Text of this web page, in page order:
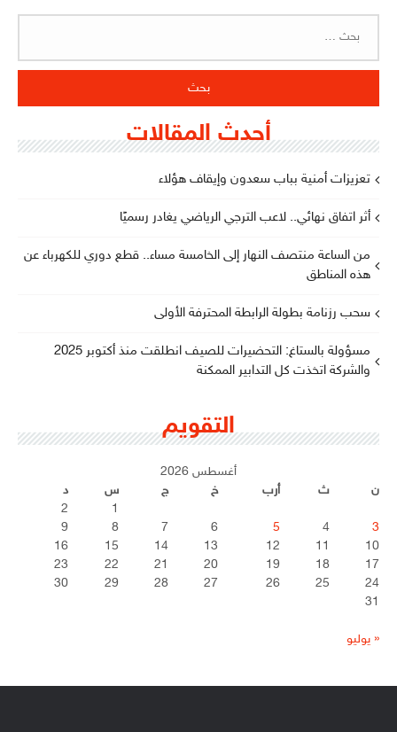
أحدث المقالات
تعزيزات أمنية بباب سعدون وإيقاف هؤلاء
أثر اتفاق نهائي.. لاعب الترجي الرياضي يغادر رسميًا
من الساعة منتصف النهار إلى الخامسة مساء.. قطع دوري للكهرباء عن
هذه المناطق
سحب رزنامة بطولة الرابطة المحترفة الأولى
مسؤولة بالستاغ: التحضيرات للصيف انطلقت منذ أكتوبر 2025
والشركة اتخذت كل التدابير الممكنة
التقويم
أغسطس 2026
ن
ث أرب خ ج س
د
1
2
3
4
5
6
7
8
9
10
11
12
13
14
15
16
17
18
19
20
21
22
23
24
25
26
27
28
29
30
31
« يوليو